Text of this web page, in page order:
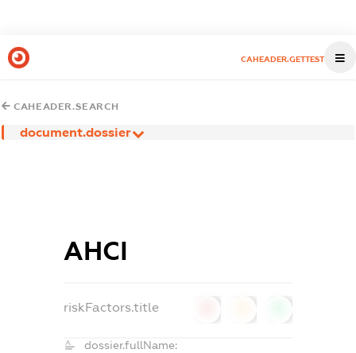
CAHEADER.GETTEST
CAHEADER.SEARCH
document.dossier
АНСІ
riskFactors.title
dossier.fullName: